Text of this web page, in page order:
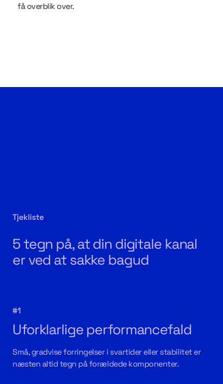
få overblik over.
Tjekliste
5 tegn på, at din digitale kanal
er ved at sakke bagud
#1
Uforklarlige performancefald
Små, gradvise forringelser i svartider eller stabilitet er
næsten altid tegn på forældede komponenter.